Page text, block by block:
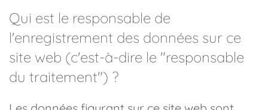
Qui est le responsable de
l'enregistrement des données sur ce
site web (c'est-à-dire le "responsable
du traitement") ?